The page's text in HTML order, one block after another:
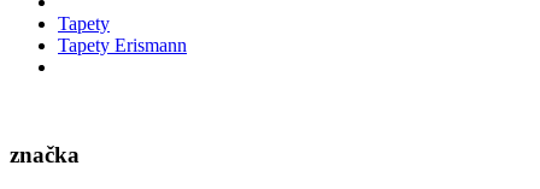
Tapety
Tapety Erismann
značka